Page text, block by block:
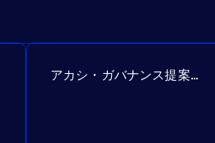
アカシ・ガバナンス提案№307